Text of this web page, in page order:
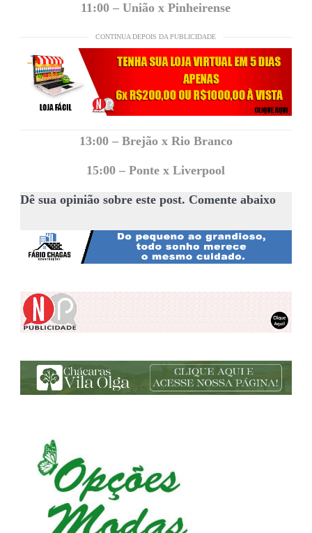
11:00 – União x Pinheirense
CONTINUA DEPOIS DA PUBLICIDADE
13:00 – Brejão x Rio Branco
15:00 – Ponte x Liverpool
Dê sua opinião sobre este post. Comente abaixo